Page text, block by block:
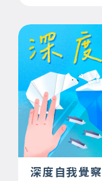
深度自我覺察